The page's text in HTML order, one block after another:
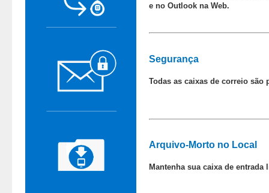
e no Outlook na Web.
Segurança
Todas as caixas de correio
Arquivo-Morto no Local
Mantenha sua caixa de